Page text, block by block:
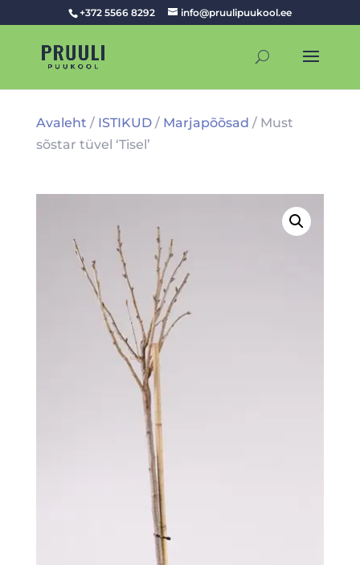
+372 5566 8292 info@pruulipuukool.ee
Avaleht / ISTIKUD/ Marjapõõsad / Must
sõstar tüvel ‘Tisel’